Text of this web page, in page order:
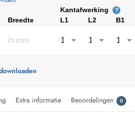
Kantafwerking ?
Breedte L1 L2 B1
Extra informatie Beoordelingen 0